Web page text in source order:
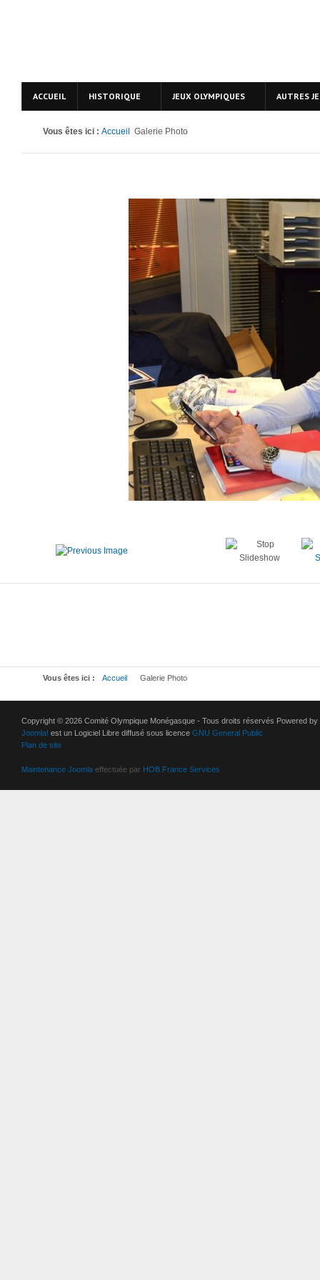
ACCUEIL HISTORIQUE JEUX OLYMPIQUES AUTRES
Vous êtes ici : Accueil Galerie Photo
Vous êtes ici : Accueil Galerie Photo
Copyright © 2026 Comité Olympique Monégasque - Tous droits réservés Powered by
Joomla! est un Logiciel Libre diffusé sous licence GNU General Public
Plan de site
Maintenance Joomla effectuée par HOB France Services